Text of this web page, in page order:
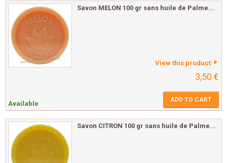
Savon MELON 100 gr sans huile de Palme...
View this product
3,50 €
Available ADD TO CART
Savon CITRON 100 gr sans huile de Palme...